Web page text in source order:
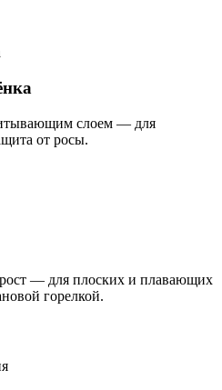
слоем — для
от росы.
— для плоских и плавающих
горелкой.